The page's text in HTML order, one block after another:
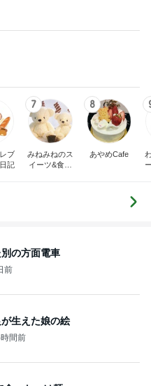
ブ
記
7
みねみねのス
イーツ&食パ
8
あやめCafe
の方面電車
前
生えた娘の絵
間前